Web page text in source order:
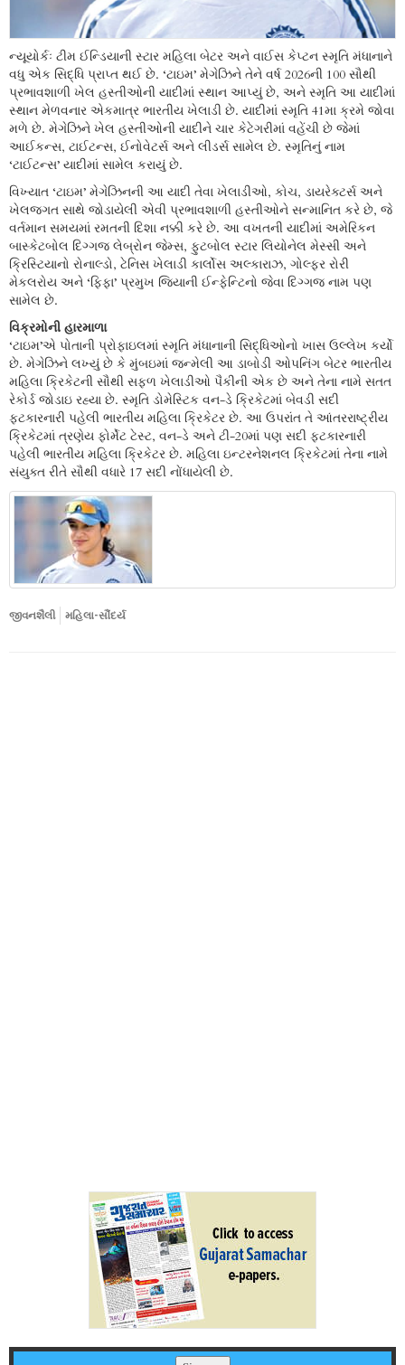
ન્યૂયોર્કઃ ટીમ ઈન્ડિયાની સ્ટાર મહિલા બેટર અને વાઈસ કેપ્ટન સ્મૃતિ મંધાનાને
વધુ એક સિદ્ધિ પ્રાપ્ત થઈ છે. ‘ટાઇમ’ મેગેઝિને તેને વર્ષ 2026ની 100 સૌથી
પ્રભાવશાળી ખેલ હસ્તીઓની યાદીમાં સ્થાન આપ્યું છે, અને સ્મૃતિ આ યાદીમાં
સ્થાન મેળવનાર એકમાત્ર ભારતીય ખેલાડી છે. યાદીમાં સ્મૃતિ 41મા ક્રમે જોવા
મળે છે. મેગેઝિને ખેલ હસ્તીઓની યાદીને ચાર કેટેગરીમાં વહેંચી છે જેમાં
આઈકન્સ, ટાઈટન્સ, ઈનોવેટર્સ અને લીડર્સ સામેલ છે. સ્મૃતિનું નામ
‘ટાઈટન્સ’ યાદીમાં સામેલ કરાયું છે.
વિખ્યાત ‘ટાઇમ’ મેગેઝિનની આ યાદી તેવા ખેલાડીઓ, કોચ, ડાયરેક્ટર્સ અને
ખેલજગત સાથે જોડાયેલી એવી પ્રભાવશાળી હસ્તીઓને સન્માનિત કરે છે, જે
વર્તમાન સમયમાં રમતની દિશા નક્કી કરે છે. આ વખતની યાદીમાં અમેરિકન
બાસ્કેટબોલ દિગ્ગજ લેબ્રોન જેમ્સ, ફુટબોલ સ્ટાર લિયોનેલ મેસ્સી અને
ક્રિસ્ટિયાનો રોનાલ્ડો, ટેનિસ ખેલાડી કાર્લોસ અલ્કારાઝ, ગોલ્ફર રોરી
મેકલરોય અને ‘ફિફા’ પ્રમુખ જિયાની ઈન્ફેન્ટિનો જેવા દિગ્ગજ નામ પણ
સામેલ છે.
વિક્રમોની હારમાળા
‘ટાઇમ’એ પોતાની પ્રોફાઇલમાં સ્મૃતિ મંધાનાની સિદ્ધિઓનો ખાસ ઉલ્લેખ કર્યો
છે. મેગેઝિને લખ્યું છે કે મુંબઇમાં જન્મેલી આ ડાબોડી ઓપનિંગ બેટર ભારતીય
મહિલા ક્રિકેટની સૌથી સફળ ખેલાડીઓ પૈકીની એક છે અને તેના નામે સતત
રેકોર્ડ જોડાઇ રહ્યા છે. સ્મૃતિ ડોમેસ્ટિક વન-ડે ક્રિકેટમાં બેવડી સદી
ફટકારનારી પહેલી ભારતીય મહિલા ક્રિકેટર છે. આ ઉપરાંત તે આંતરરાષ્ટ્રીય
ક્રિકેટમાં ત્રણેય ફોર્મેટ ટેસ્ટ, વન-ડે અને ટી-20માં પણ સદી ફટકારનારી
પહેલી ભારતીય મહિલા ક્રિકેટર છે. મહિલા ઇન્ટરનેશનલ ક્રિકેટમાં તેના નામે
સંયુક્ત રીતે સૌથી વધારે 17 સદી નોંધાયેલી છે.
જીવનશૈલી મહિલા-સૌંદર્ય